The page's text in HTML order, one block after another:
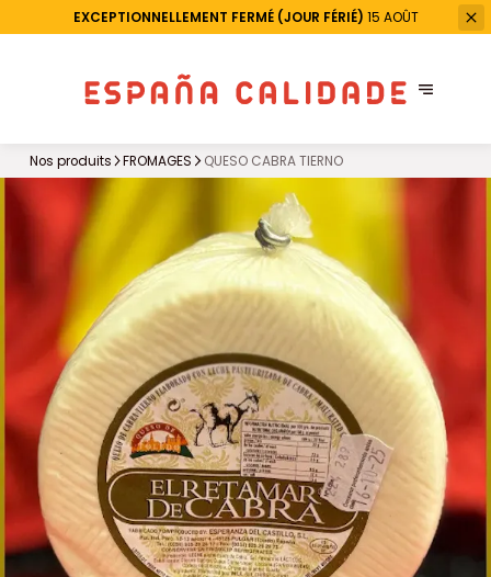
EXCEPTIONNELLEMENT FERMÉ (JOUR FÉRIÉ) 15 AOÛT
Nos produits FROMAGES QUESO CABRA TIERNO